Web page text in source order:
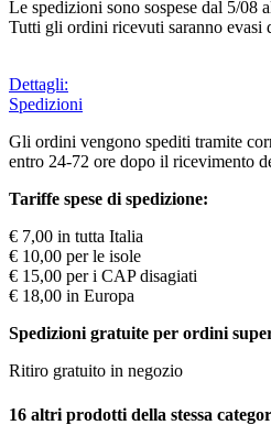
Le spedizioni sono sospese dal 5/08
Tutti gli ordini ricevuti saranno evasi
Dettagli:
Spedizioni
Gli ordini vengono spediti tramite
entro 24-72 ore dopo il ricevimento
Tariffe spese di spedizione:
€ 7,00 in tutta Italia
€ 10,00 per le isole
€ 15,00 per i CAP disagiati
€ 18,00 in Europa
Spedizioni gratuite per ordini
Ritiro gratuito in negozio
16 altri prodotti della stessa